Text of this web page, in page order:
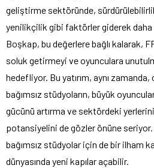
geliştirme sektöründe,
yenilikçilik gibi faktörler giderek daha
Boşkap, bu değerlere bağlı kalarak,
soluk getirmeyi ve oyunculara
hedefliyor. Bu yatırım, aynı
bağımsız stüdyoların, büyük
gücünü artırma ve sektördeki
potansiyelini de gözler önüne seriyor.
bağımsız stüdyolar için de bir ilham
dünyasında yeni kapılar açabilir.